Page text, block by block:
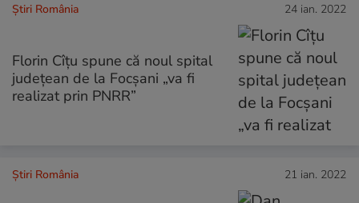
Știri România 24 ian. 2022
Florin Cîțu spune că noul spital
judeţean de la Focşani „va fi
realizat prin PNRR”
Știri România 21 ian. 2022